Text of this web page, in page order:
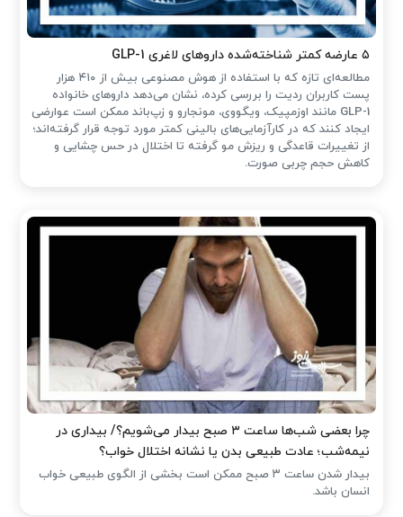
۵ عارضه کمتر شناخته‌شده داروهای لاغری GLP-1
مطالعه‌ای تازه که با استفاده از هوش مصنوعی بیش از ۴۱۰ هزار
پست کاربران ردیت را بررسی کرده، نشان می‌دهد داروهای خانواده
GLP-1 مانند اوزمپیک، ویگووی، مونجارو و زپ‌باند ممکن است عوارضی
ایجاد کنند که در کارآزمایی‌های بالینی کمتر مورد توجه قرار گرفته‌اند؛
از تغییرات قاعدگی و ریزش مو گرفته تا اختلال در حس چشایی و
کاهش حجم چربی صورت.
چرا بعضی شب‌ها ساعت ۳ صبح بیدار می‌شویم؟/ بیداری در
نیمه‌شب؛ عادت طبیعی بدن یا نشانه اختلال خواب؟
بیدار شدن ساعت ۳ صبح ممکن است بخشی از الگوی طبیعی خواب
انسان باشد.